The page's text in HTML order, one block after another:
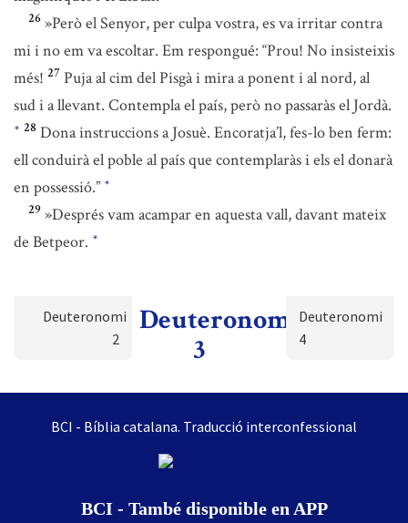
26 »Però el Senyor, per culpa vostra, es va irritar contra
mi i no em va escoltar. Em respongué: “Prou! No insisteixis
més! 27 Puja al cim del Pisgà i mira a ponent i al nord, al
sud i a llevant. Contempla el país, però no passaràs el Jordà.
* 28 Dona instruccions a Josuè. Encoratja’l, fes-lo ben ferm:
ell conduirà el poble al país que contemplaràs i els el donarà
en possessió.” *
29 »Després vam acampar en aquesta vall, davant mateix
de Betpeor. *
Deuteronomi
2
Deuteronomi
3
Deuteronomi
4
BCI - Bíblia catalana. Traducció interconfessional
BCI - També disponible en APP